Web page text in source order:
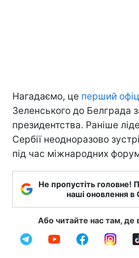
Нагадаємо, це перший
Зеленського до Белграда
президентства. Раніше
Сербії неодноразово
під час міжнародних
Не пропустіть головне!
наші оновлення в
Або читайте нас там, де